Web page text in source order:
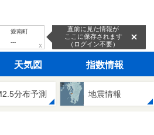
愛南町
---
ｘ
直前に見た情報が
ここに保存されます
（ログイン不要）
天気図 指数情報
分布予測 地震情報